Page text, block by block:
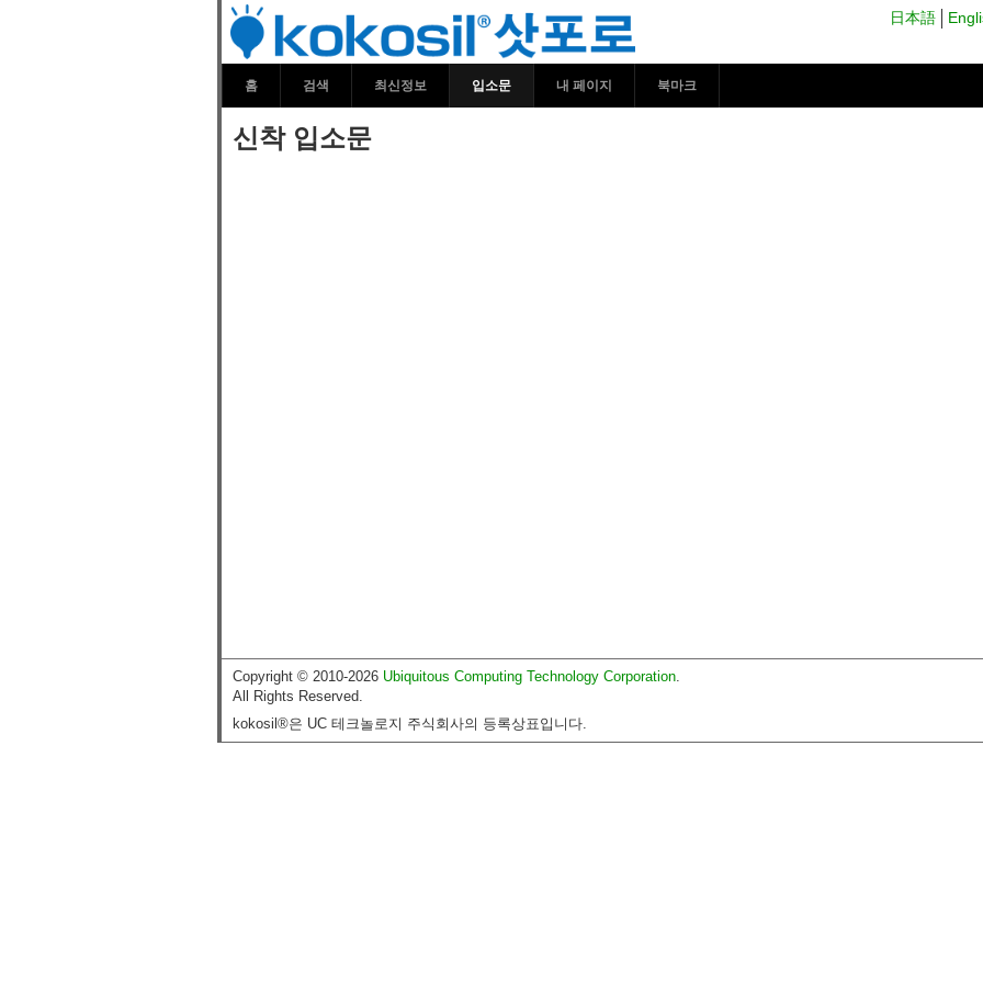
日本語
신착 입소문 | 코코시르 삿포로
홈 검색 최신정보 입소문 내 페이지 북마크
신착 입소문
Copyright © 2010-2026 Ubiquitous Computing Technology Corporation.
All Rights Reserved.
kokosil®은 UC 테크놀로지 주식회사의 등록상표입니다.